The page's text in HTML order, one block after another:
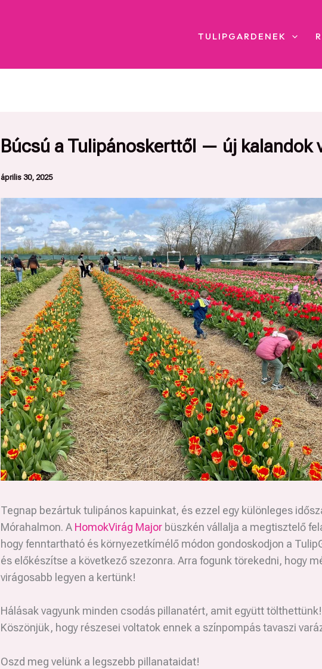
TULIPGARDENEK
Búcsú a Tulipánoskerttől — új kalandok
április 30, 2025
Tegnap bezártuk tulipános kapuinkat, és ezzel egy különleges
Mórahalmon. A HomokVirág Major büszkén vállalja a megtisztelő
hogy fenntartható és környezetkímélő módon gondoskodjon a
és előkészítse a következő szezonra. Arra fogunk törekedni, hogy
virágosabb legyen a kertünk!
Hálásak vagyunk minden csodás pillanatért, amit együtt tölthettünk!
Köszönjük, hogy részesei voltatok ennek a színpompás tavaszi
Oszd meg velünk a legszebb pillanataidat!